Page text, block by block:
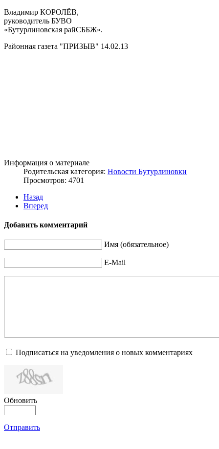
Владимир КОРОЛЁВ,
руководитель БУВО
«Бутурлиновская райСББЖ».
Районная газета "ПРИЗЫВ" 14.02.13
Информация о материале
Родительская категория: Новости Бутурлиновки
Просмотров: 4701
Назад
Вперед
Добавить комментарий
Имя (обязательное)
E-Mail
Подписаться на уведомления о новых комментариях
Обновить
Отправить